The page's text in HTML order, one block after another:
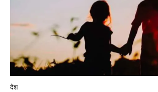
देश